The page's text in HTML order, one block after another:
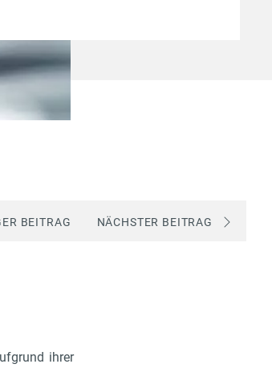
BEITRAG NÄCHSTER BEITRAG
ihrer